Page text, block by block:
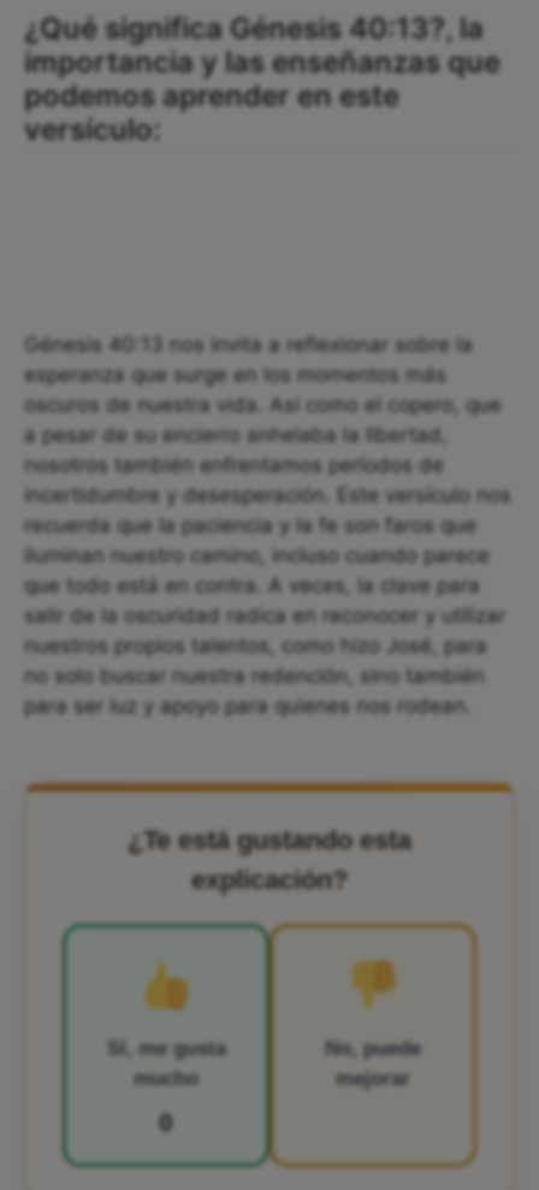
¿Qué significa Génesis 40:13?, la
importancia y las enseñanzas que
podemos aprender en este
versículo:
Génesis 40:13 nos invita a reflexionar sobre la
esperanza que surge en los momentos más
oscuros de nuestra vida. Así como el copero, que
a pesar de su encierro anhelaba la libertad,
nosotros también enfrentamos períodos de
incertidumbre y desesperación. Este versículo nos
recuerda que la paciencia y la fe son faros que
iluminan nuestro camino, incluso cuando parece
que todo está en contra. A veces, la clave para
salir de la oscuridad radica en reconocer y utilizar
nuestros propios talentos, como hizo José, para
no solo buscar nuestra redención, sino también
para ser luz y apoyo para quienes nos rodean.
¿Te está gustando esta
explicación?
Sí, me gusta
mucho
0
No, puede
mejorar